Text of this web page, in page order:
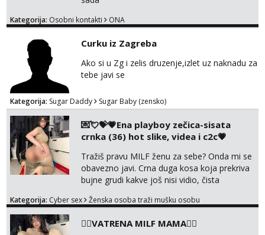
Kategorija: Osobni kontakti ONA
Curku iz Zagreba
Ako si u Zg i zelis druzenje,izlet uz naknadu za
tebe javi se
Kategorija: Sugar Daddy Sugar Baby (zensko)
💌💘💝💗Ena playboy zečica-sisata
crnka (36) hot slike, videa i c2c💗
Tražiš pravu MILF ženu za sebe? Onda mi se
obavezno javi. Crna duga kosa koja prekriva
bujne grudi kakve još nisi vidio, čista
pričam. Prave pune usne koje će ti se urezati
Uvijek sam spremna za ONLOINE zabavu.
Kategorija: Cyber sex Ženska osoba traži mušku osobu
❤️‍🔥VATRENA MILF MAMA❤️‍🔥